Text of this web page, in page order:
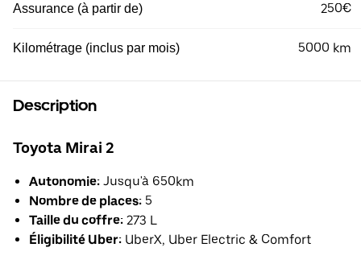
Assurance (à partir de) 250€
Kilométrage (inclus par mois) 5000 km
Description
Toyota Mirai 2
Autonomie: Jusqu'à 650km
Nombre de places: 5
Taille du coffre: 273 L
Éligibilité Uber: UberX, Uber Electric & Comfort